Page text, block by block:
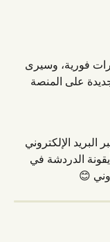
فورية، وسيرى
على المنصة
الإلكتروني
الدردشة في
😊